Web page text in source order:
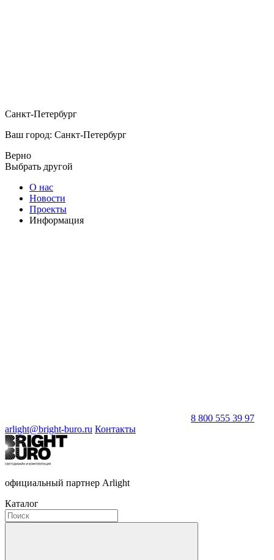
Санкт-Петербург
Ваш город: Санкт-Петербург
Верно
Выбрать другой
О нас
Новости
Проекты
Информация
8 800 555 39 97
arlight@bright-buro.ru Контакты
официальный партнер Arlight
Каталог